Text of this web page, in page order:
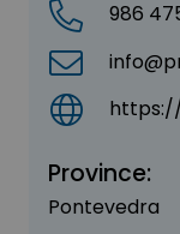
986
Province:
Pontevedra